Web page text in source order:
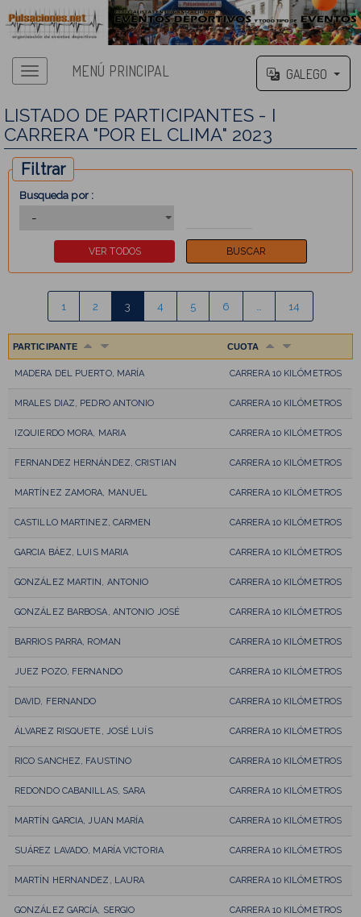
MENÚ PRINCIPAL GALEGO
LISTADO DE PARTICIPANTES - I
CARRERA "POR EL CLIMA" 2023
Filtrar
Busqueda por :
1 2 3 4 5 6 14
PARTICIPANTE CUOTA
MADERA DEL PUERTO, MARÍA CARRERA 10 KILÓMETROS
MRALES DIAZ, PEDRO ANTONIO CARRERA 10 KILÓMETROS
IZQUIERDO MORA, MARIA CARRERA 10 KILÓMETROS
FERNANDEZ HERNÁNDEZ, CRISTIAN CARRERA 10 KILÓMETROS
MARTÍNEZ ZAMORA, MANUEL CARRERA 10 KILÓMETROS
CASTILLO MARTINEZ, CARMEN CARRERA 10 KILÓMETROS
GARCIA BÁEZ, LUIS MARIA CARRERA 10 KILÓMETROS
GONZÁLEZ MARTIN, ANTONIO CARRERA 10 KILÓMETROS
GONZÁLEZ BARBOSA, ANTONIO JOSÉ CARRERA 10 KILÓMETROS
BARRIOS PARRA, ROMAN CARRERA 10 KILÓMETROS
JUEZ POZO, FERNANDO CARRERA 10 KILÓMETROS
DAVID, FERNANDO CARRERA 10 KILÓMETROS
ÁLVAREZ RISQUETE, JOSÉ LUÍS CARRERA 10 KILÓMETROS
RICO SANCHEZ, FAUSTINO CARRERA 10 KILÓMETROS
REDONDO CABANILLAS, SARA CARRERA 10 KILÓMETROS
MARTÍN GARCIA, JUAN MARÍA CARRERA 10 KILÓMETROS
SUÁREZ LAVADO, MARÍA VICTORIA CARRERA 10 KILÓMETROS
MARTÍN HERNANDEZ, LAURA CARRERA 10 KILÓMETROS
GONZÁLEZ GARCÍA, SERGIO CARRERA 10 KILÓMETROS